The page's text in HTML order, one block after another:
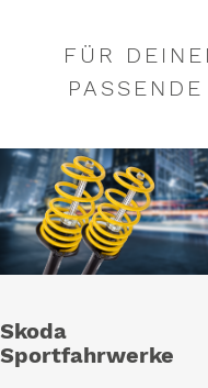
FÜR
Skoda
Sportfahrwerke